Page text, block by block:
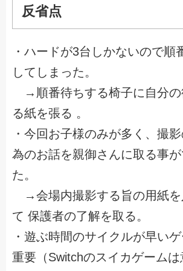
反省点
・ハードが3台しかないので順
してしまった。
→順番待ちする椅子に自分の
る紙を張る 。
・今回お子様のみが多く、撮
為のお話を親御さんに取る事
た。
→会場内撮影する旨の用紙を
て 保護者の了解を取る。
・遊ぶ時間のサイクルが早い
重要（Switchのスイカゲームは